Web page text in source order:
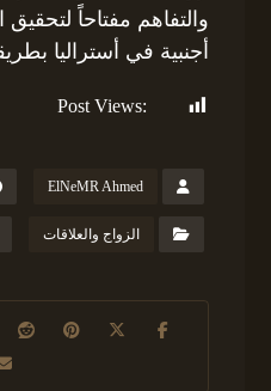
والتفاهم مفتاحاً
أجنبية في أستراليا
Post Views:
ElNeMR Ahmed
الزواج والعلاقات